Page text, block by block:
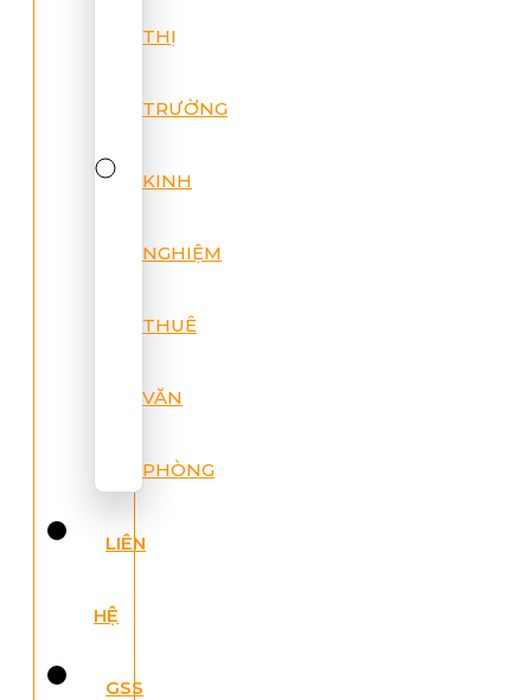
THỊ
TRƯỜNG
KINH
NGHIỆM
THUÊ
VĂN
PHÒNG
LIÊN
HỆ
GSS